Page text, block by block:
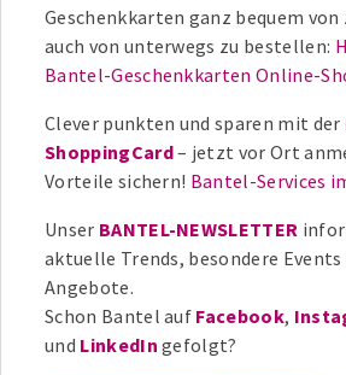
Geschenkkarten ganz bequem von
auch von unterwegs zu bestellen:
Bantel-Geschenkkarten Online-
Clever punkten und sparen mit der
ShoppingCard– jetzt vor Ort
Vorteile sichern! Bantel-Services
Unser BANTEL-NEWSLETTER
aktuelle Trends, besondere Events
Angebote.
Schon Bantel auf Facebook,
und LinkedIn gefolgt?